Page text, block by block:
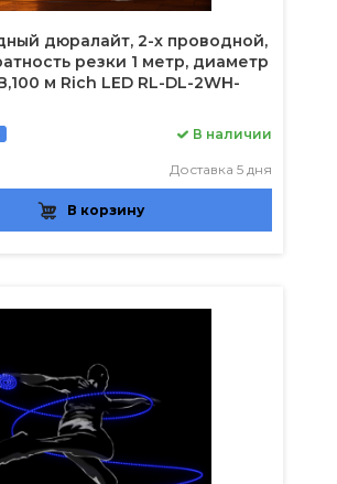
дюралайт, 2-х проводной,
резки 1 метр, диаметр
м Rich LED RL-DL-2WH-
В наличии
Доставка 5 дня
В корзину